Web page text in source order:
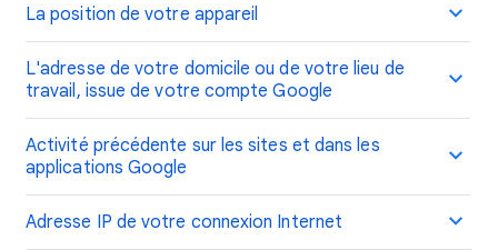
La position de votre appareil
L'adresse de votre domicile ou de votre lieu de
travail, issue de votre compte Google
Activité précédente sur les sites et dans les
applications Google
Adresse IP de votre connexion Internet